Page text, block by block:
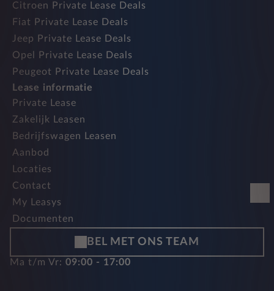
Citroen Private Lease Deals
Fiat Private Lease Deals
Jeep Private Lease Deals
Opel Private Lease Deals
Peugeot Private Lease Deals
Lease informatie
Private Lease
Zakelijk Leasen
Bedrijfswagen Leasen
Aanbod
Locaties
Contact
My Leasys
Documenten
BEL MET ONS TEAM
Ma t/m Vr: 09:00 - 17:00